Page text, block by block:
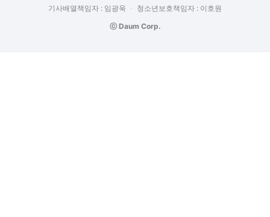
기사배열책임자 : 임광욱
청소년보호책임자 : 이호원
ⓒ Daum Corp.